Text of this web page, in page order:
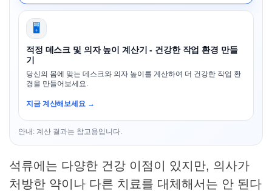
🖥️
적정 데스크 및 의자 높이 계산기 - 건강한 작업 환경 만들
기
당신의 몸에 맞는 데스크와 의자 높이를 계산하여 더 건강한 작업 환
경을 만들어보세요.
지금 계산해보세요 →
안내: 계산 결과는 참고용입니다.
석류에는 다양한 건강 이점이 있지만, 의사가
처방한 약이나 다른 치료를 대체해서는 안 된다